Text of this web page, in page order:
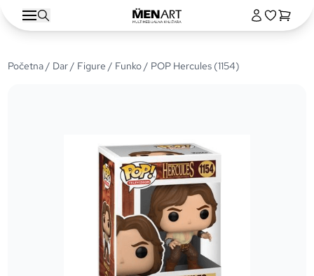
Početna/ Dar/ Figure / Funko/ POP Hercules (1154)